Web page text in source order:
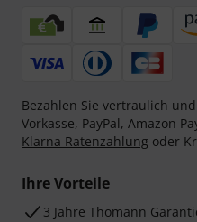
Bezahlen Sie vertraulich
Vorkasse, PayPal, Amazon
Klarna Ratenzahlung oder
Ihre Vorteile
3 Jahre Thomann